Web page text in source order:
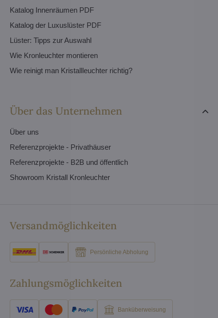
Katalog Innenräumen PDF
Katalog der Luxuslüster PDF
Lüster: Tipps zur Auswahl
Wie Kronleuchter montieren
Wie reinigt man Kristallleuchter richtig?
Über das Unternehmen
Über uns
Referenzprojekte - Privathäuser
Referenzprojekte - B2B und öffentlich
Showroom Kristall Kronleuchter
Versandmöglichkeiten
Persönliche Abholung
Zahlungsmöglichkeiten
Banküberweisung